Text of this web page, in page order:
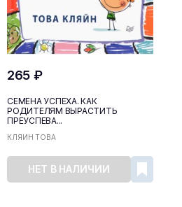
265 ₽
СЕМЕНА УСПЕХА. КАК
РОДИТЕЛЯМ ВЫРАСТИТЬ
ПРЕУСПЕВА...
КЛЯЙН ТОВА
НЕТ В НАЛИЧИИ